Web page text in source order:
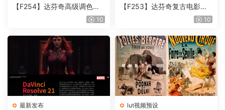
【F254】达芬奇高级调色插
件 Contour V2.2.2 WinMac10
【F253】达芬奇复古电影胶
片质感DCTL节点调色预设 M
T V4.0
10
最新发布 lut视频预设